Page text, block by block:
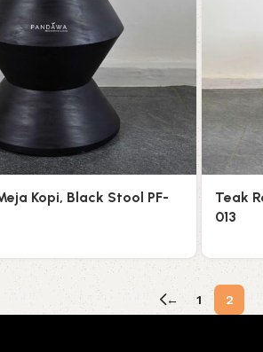
Kopi, Black Stool PF-
Teak
013
← 1 2